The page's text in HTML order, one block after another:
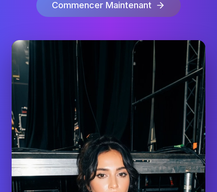
Commencer Maintenant